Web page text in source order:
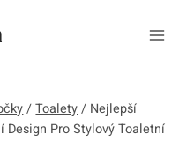
/ Toalety / Nejlepší
Design Pro Stylový Toaletní